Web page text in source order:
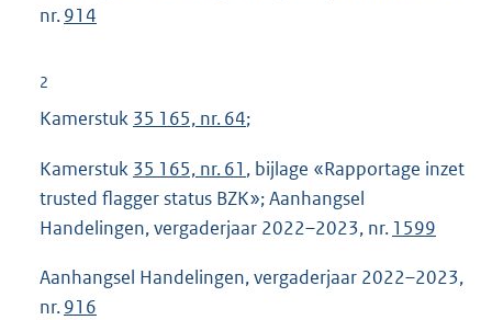
nr.914
2
Kamerstuk 35 165, nr. 64;
Kamerstuk 35 165, nr. 61 , bijlage «Rapportage inzet
trusted flagger status BZK»; Aanhangsel
Handelingen, vergaderjaar 2022–2023, nr. 1599
Aanhangsel Handelingen, vergaderjaar 2022–2023,
nr.916